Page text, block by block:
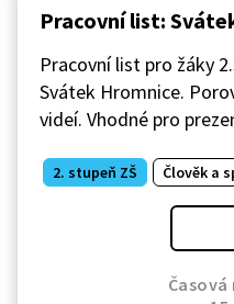
Pracovní list:
Pracovní list pro žáky
Svátek Hromnice.
videí. Vhodné pro
2. stupeň ZŠ Člověk a